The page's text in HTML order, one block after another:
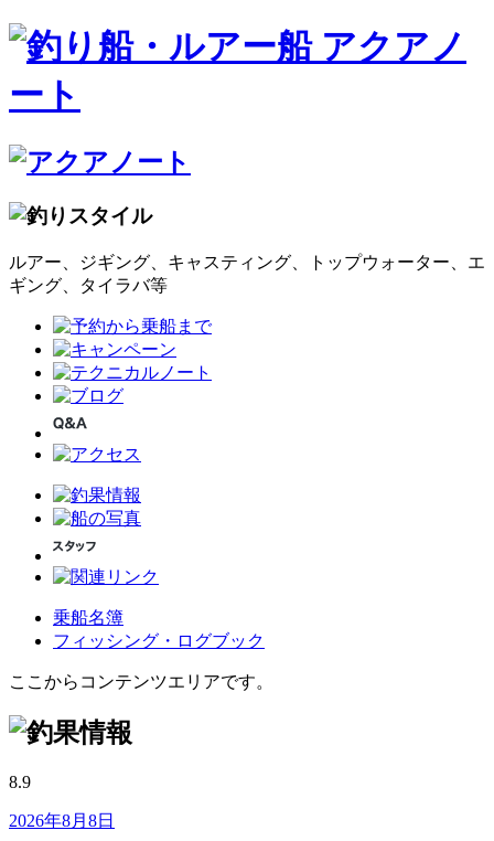
ルアー、ジギング、キャスティング、トップウォーター、エ
ギング、タイラバ等
乗船名簿
フィッシング・ログブック
ここからコンテンツエリアです。
8.9
2026年8月8日